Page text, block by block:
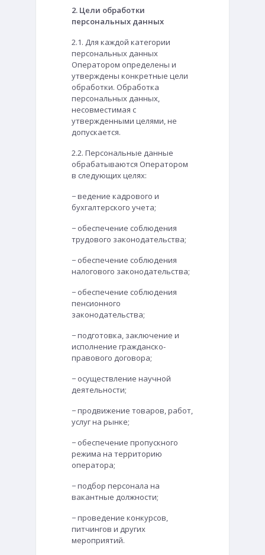
2. Цели обработки
персональных данных
2.1. Для каждой категории
персональных данных
Оператором определены и
утверждены конкретные цели
обработки. Обработка
персональных данных,
несовместимая с
утвержденными целями, не
допускается.
2.2. Персональные данные
обрабатываются Оператором
в следующих целях:
− ведение кадрового и
бухгалтерского учета;
− обеспечение соблюдения
трудового законодательства;
− обеспечение соблюдения
налогового законодательства;
− обеспечение соблюдения
пенсионного
законодательства;
− подготовка, заключение и
исполнение гражданско-
правового договора;
− осуществление научной
деятельности;
− продвижение товаров, работ,
услуг на рынке;
− обеспечение пропускного
режима на территорию
оператора;
− подбор персонала на
вакантные должности;
− проведение конкурсов,
питчингов и других
мероприятий.